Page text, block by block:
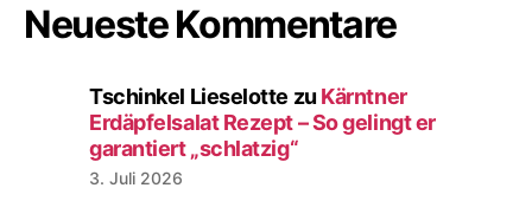
Neueste Kommentare
Tschinkel Lieselotte zu Kärntner
Erdäpfelsalat Rezept – So gelingt er
garantiert „schlatzig“
3. Juli 2026